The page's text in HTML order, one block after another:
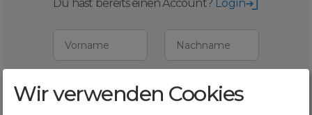
Du hast bereits einen Account? Login
Vorname Nachname
E-Mail
Wir verwenden Cookies